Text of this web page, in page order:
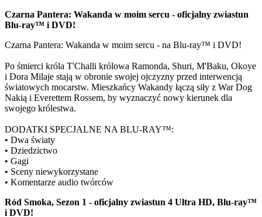
Czarna Pantera: Wakanda w moim sercu - oficjalny zwiastun
Blu-ray™ i DVD!
Czarna Pantera: Wakanda w moim sercu - na Blu-ray™ i DVD!
Po śmierci króla T'Challi królowa Ramonda, Shuri, M'Baku, Okoye
i Dora Milaje stają w obronie swojej ojczyzny przed interwencją
światowych mocarstw. Mieszkańcy Wakandy łączą siły z War Dog
Nakią i Everettem Rossem, by wyznaczyć nowy kierunek dla
swojego królestwa.
DODATKI SPECJALNE NA BLU-RAY™:
• Dwa światy
• Dziedzictwo
• Gagi
• Sceny niewykorzystane
• Komentarze audio twórców
Ród Smoka, Sezon 1 - oficjalny zwiastun 4 Ultra HD, Blu-ray™
i DVD!